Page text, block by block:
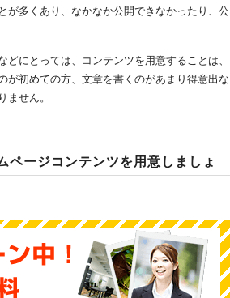
が多くあり、なかなか公開できなかったり、公
にとっては、コンテンツを用意することは、
が初めての方、文章を書くのがあまり得意出な
ません。
ページコンテンツを用意しましょ